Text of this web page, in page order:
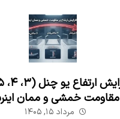
مقاومت خمشی و ممان
مرداد ۱۵, ۱۴۰۵